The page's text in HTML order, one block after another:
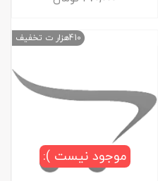
410هزار ت تخفیف
موجود نیست ):